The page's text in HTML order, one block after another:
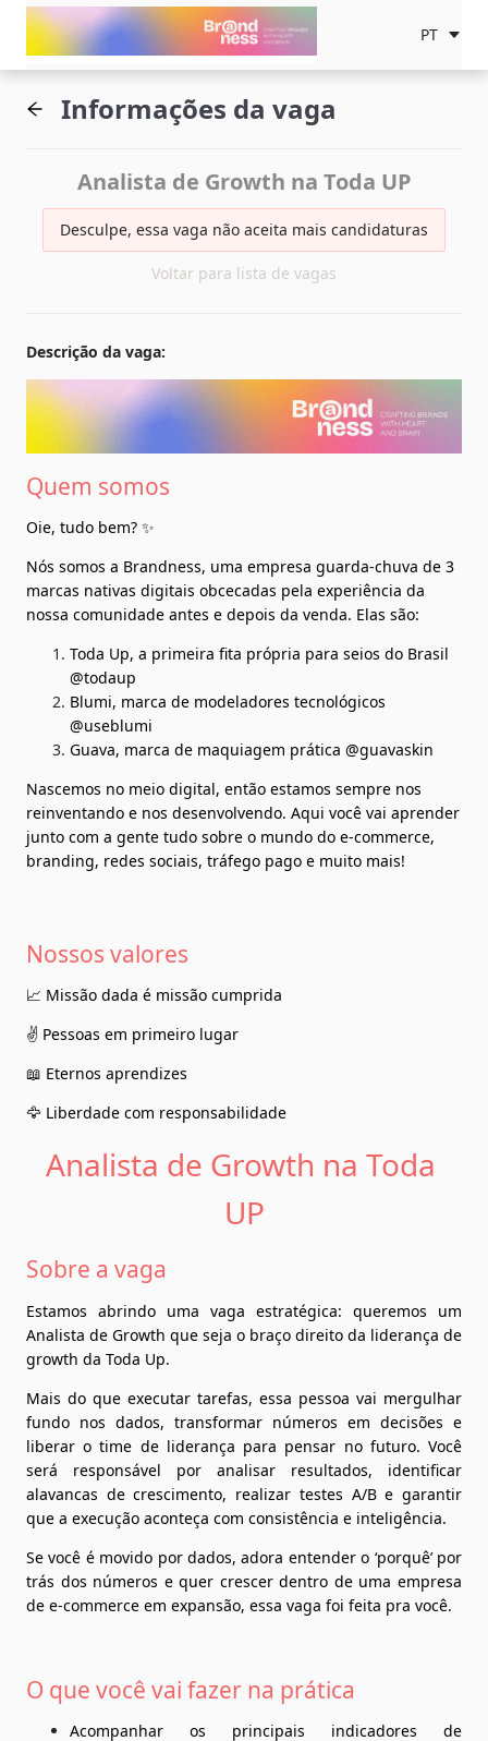
PT
Informações da vaga
Analista de Growth na Toda UP
Desculpe, essa vaga não aceita mais candidaturas
Voltar para lista de vagas
Descrição da vaga:
Quem somos
Oie, tudo bem? ✨
Nós somos a Brandness, uma empresa guarda-chuva de 3
marcas nativas digitais obcecadas pela experiência da
nossa comunidade antes e depois da venda. Elas são:
Toda Up, a primeira fita própria para seios do Brasil
@todaup
Blumi, marca de modeladores tecnológicos
@useblumi
Guava, marca de maquiagem prática @guavaskin
Nascemos no meio digital, então estamos sempre nos
reinventando e nos desenvolvendo. Aqui você vai aprender
junto com a gente tudo sobre o mundo do e-commerce,
branding, redes sociais, tráfego pago e muito mais!
Nossos valores
📈 Missão dada é missão cumprida
✌️ Pessoas em primeiro lugar
📖 Eternos aprendizes
🦅 Liberdade com responsabilidade
Analista de Growth na Toda
UP
Sobre a vaga
Estamos abrindo uma vaga estratégica: queremos um
Analista de Growth que seja o braço direito da liderança de
growth da Toda Up.
Mais do que executar tarefas, essa pessoa vai mergulhar
fundo nos dados, transformar números em decisões e
liberar o time de liderança para pensar no futuro. Você
será responsável por analisar resultados, identificar
alavancas de crescimento, realizar testes A/B e garantir
que a execução aconteça com consistência e inteligência.
Se você é movido por dados, adora entender o ‘porquê’ por
trás dos números e quer crescer dentro de uma empresa
de e-commerce em expansão, essa vaga foi feita pra você.
O que você vai fazer na prática
Acompanhar os principais indicadores de